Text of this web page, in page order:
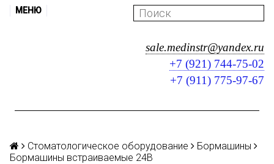
МЕНЮ
sale.medinstr@yandex.ru
+7 (921) 744-75-02
+7 (911) 775-97-67
Стоматологическое оборудование
Бормашины
Бормашины встраиваемые 24В